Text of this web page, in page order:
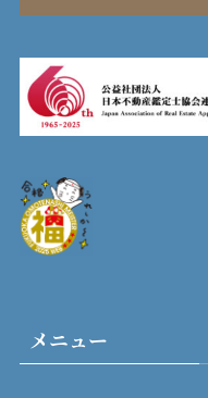
メニュー